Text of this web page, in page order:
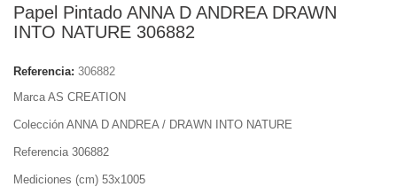
Papel Pintado ANNA D ANDREA DRAWN
INTO NATURE 306882
Referencia: 306882
Marca AS CREATION
Colección ANNA D ANDREA / DRAWN INTO NATURE
Referencia 306882
Mediciones (cm) 53x1005